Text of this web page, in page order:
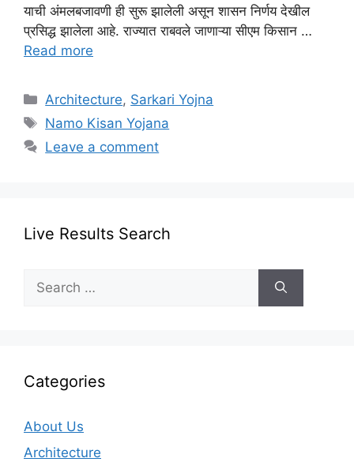
याची अंमलबजावणी ही सुरू झालेली असून शासन निर्णय देखील
प्रसिद्ध झालेला आहे. राज्यात राबवले जाणाऱ्या सीएम किसान …
Read more
Categories
Architecture, Sarkari Yojna
Tags
Namo Kisan Yojana
Leave a comment
Live Results Search
for:
Categories
About Us
Architecture